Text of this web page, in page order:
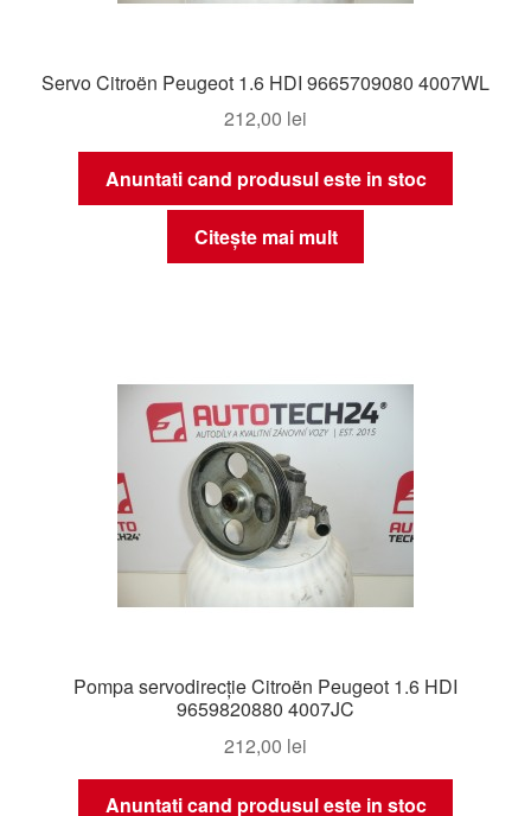
Servo Citroën Peugeot 1.6 HDI 9665709080 4007WL
212,00 lei
Anuntati cand produsul este in stoc
Citește mai mult
Pompa servodirecție Citroën Peugeot 1.6 HDI
9659820880 4007JC
212,00 lei
Anuntati cand produsul este in stoc